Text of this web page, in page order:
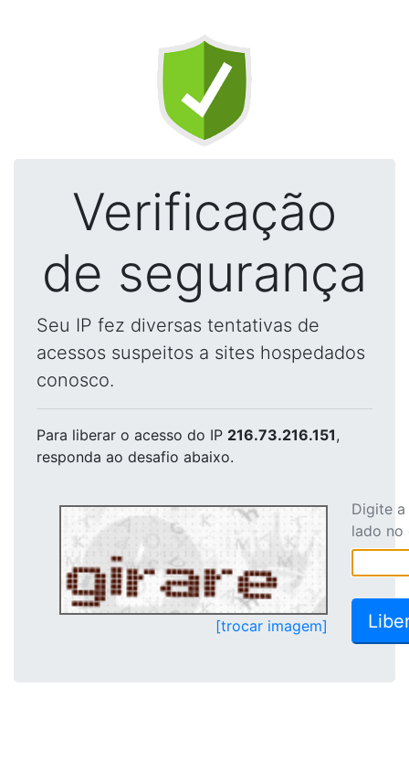
Verificação
de segurança
Seu IP fez diversas tentativas de
acessos suspeitos a sites hospedados
conosco.
Para liberar o acesso do IP 216.73.216.151,
responda ao desafio abaixo.
[trocar imagem]
Digite
lado no